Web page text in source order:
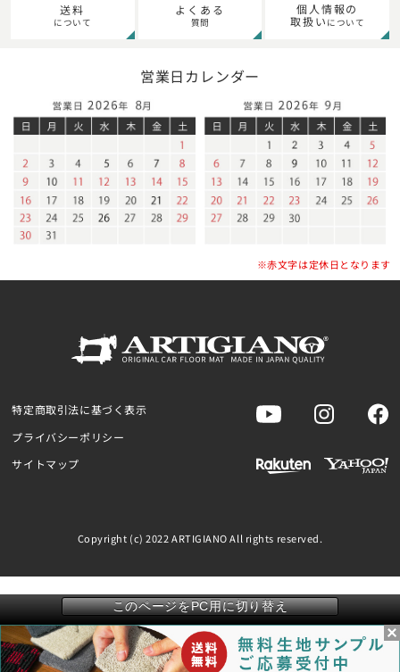
送料
について
よくある
質問
個人情報の
取扱い について
営業日カレンダー
※赤文字は定休日となります
特定商取引法に基づく表示
プライバシーポリシー
サイトマップ
Copyright (c) 2022 ARTIGIANO All rights reserved.
このページをPC用に切り替え